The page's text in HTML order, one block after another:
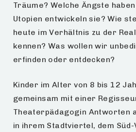
Träume? Welche Ängste
Utopien entwickeln sie? Wie
heute im Verhältnis zu der
kennen? Was wollen wir
erfinden oder entdecken?
Kinder im Alter von 8 bis 12
gemeinsam mit einer
Theaterpädagogin Antworten
in ihrem Stadtviertel, dem